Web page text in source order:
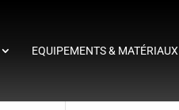
EQUIPEMENTS & MATÉRIAUX